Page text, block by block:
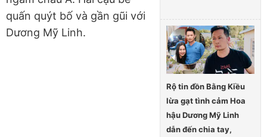
Rộ tin đồn Bằng Kiều
lừa gạt tình cảm Hoa
hậu Dương Mỹ Linh
dẫn đến chia tay,
quấn quýt bố và gần gũi với
Dương Mỹ Linh.